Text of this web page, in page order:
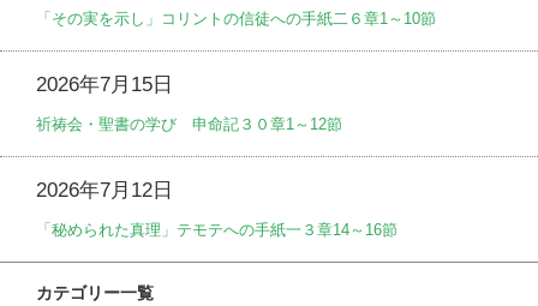
「その実を示し」コリントの信徒への手紙二６章1～10節
2026年7月15日
祈祷会・聖書の学び 申命記３０章1～12節
2026年7月12日
「秘められた真理」テモテへの手紙一３章14～16節
カテゴリー一覧